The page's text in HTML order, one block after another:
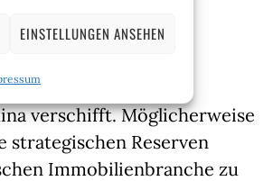
EINSTELLUNGEN ANSEHEN
und zum Teil auch
Rekordniveau. Der
verschifft. Möglicherweise
strategischen Reserven
Immobilienbranche zu